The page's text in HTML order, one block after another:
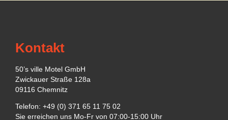
Kontakt
50’s ville Motel GmbH
Zwickauer Straße 128a
09116 Chemnitz
Telefon: +49 (0) 371 65 11 75 02
Sie erreichen uns Mo-Fr von 07:00-15:00 Uhr